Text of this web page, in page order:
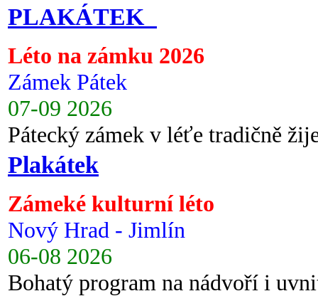
PLAKÁTEK
Léto na zámku 2026
Zámek Pátek
07-09 2026
Pátecký zámek v léťe tradičně
Plakátek
Zámeké kulturní léto
Nový Hrad - Jimlín
06-08 2026
Bohatý program na nádvoří i